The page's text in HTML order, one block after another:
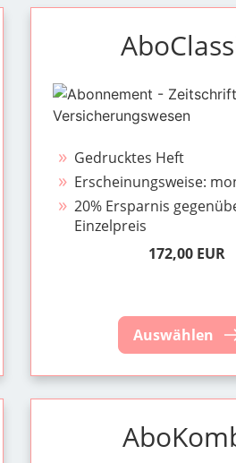
Gedrucktes Heft
Erscheinungsweise:
20% Ersparnis
Einzelpreis
172,00 EUR
Auswählen